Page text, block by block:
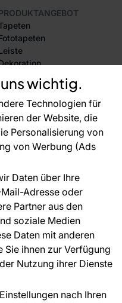
wichtig.
Technologien für
der Website, die
Personalisierung von
von Werbung (Ads
Daten über Ihre
Adresse oder
Partner aus den
soziale Medien
Daten mit anderen
ihnen zur Verfügung
Nutzung ihrer Dienste
nach Ihren
Selbstklebende Folien
Zubehör
DAS UNTERNEHMEN
gerne weiter